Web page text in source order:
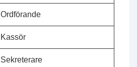
Ordförande
Kassör
Sekreterare